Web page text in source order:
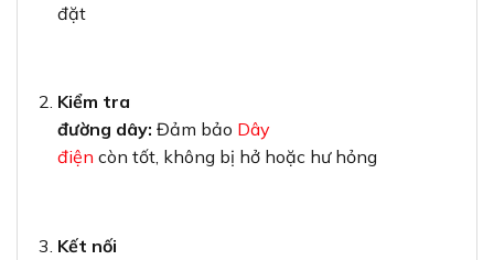
đặt
Kiểm tra
đường dây: Đảm bảo Dây
điện còn tốt, không bị hở hoặc hư hỏng
Kết nối